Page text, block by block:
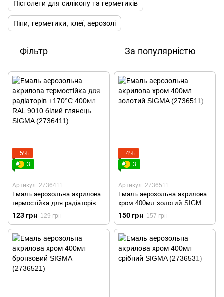
Пістолети для силікону та герметиків
Піни, герметики, клеї, аерозолі
Фільтр За популярністю
−5%
3
Артикул: 2736411
Емаль аерозольна акрилова
термостійка для радіаторів
+170°C 400мл RAL 9010 білий
глянець SIGMA (2736411)
123 грн 129 грн
−4%
3
Артикул: 2736511
Емаль аерозольна акрилова
хром 400мл золотий SIGMA
(2736511)
150 грн 157 грн